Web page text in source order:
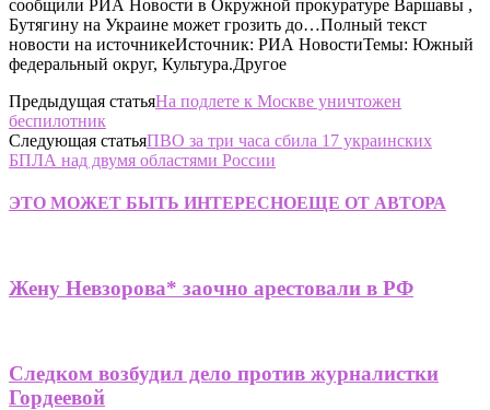
сообщили РИА Новости в Окружной прокуратуре Варшавы ,
Бутягину на Украине может грозить до…Полный текст
новости на источникеИсточник: РИА НовостиТемы: Южный
федеральный округ, Культура.Другое
Предыдущая статьяНа подлете к Москве уничтожен
беспилотник
Следующая статьяПВО за три часа сбила 17 украинских
БПЛА над двумя областями России
ЭТО МОЖЕТ БЫТЬ ИНТЕРЕСНОЕЩЕ ОТ АВТОРА
Жену Невзорова* заочно арестовали в РФ
Следком возбудил дело против журналистки
Гордеевой